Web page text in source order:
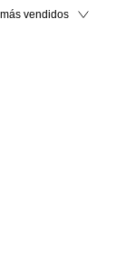
vendidos